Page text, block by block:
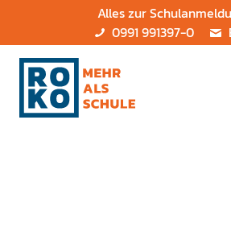
Alles zur
0991 991397-0